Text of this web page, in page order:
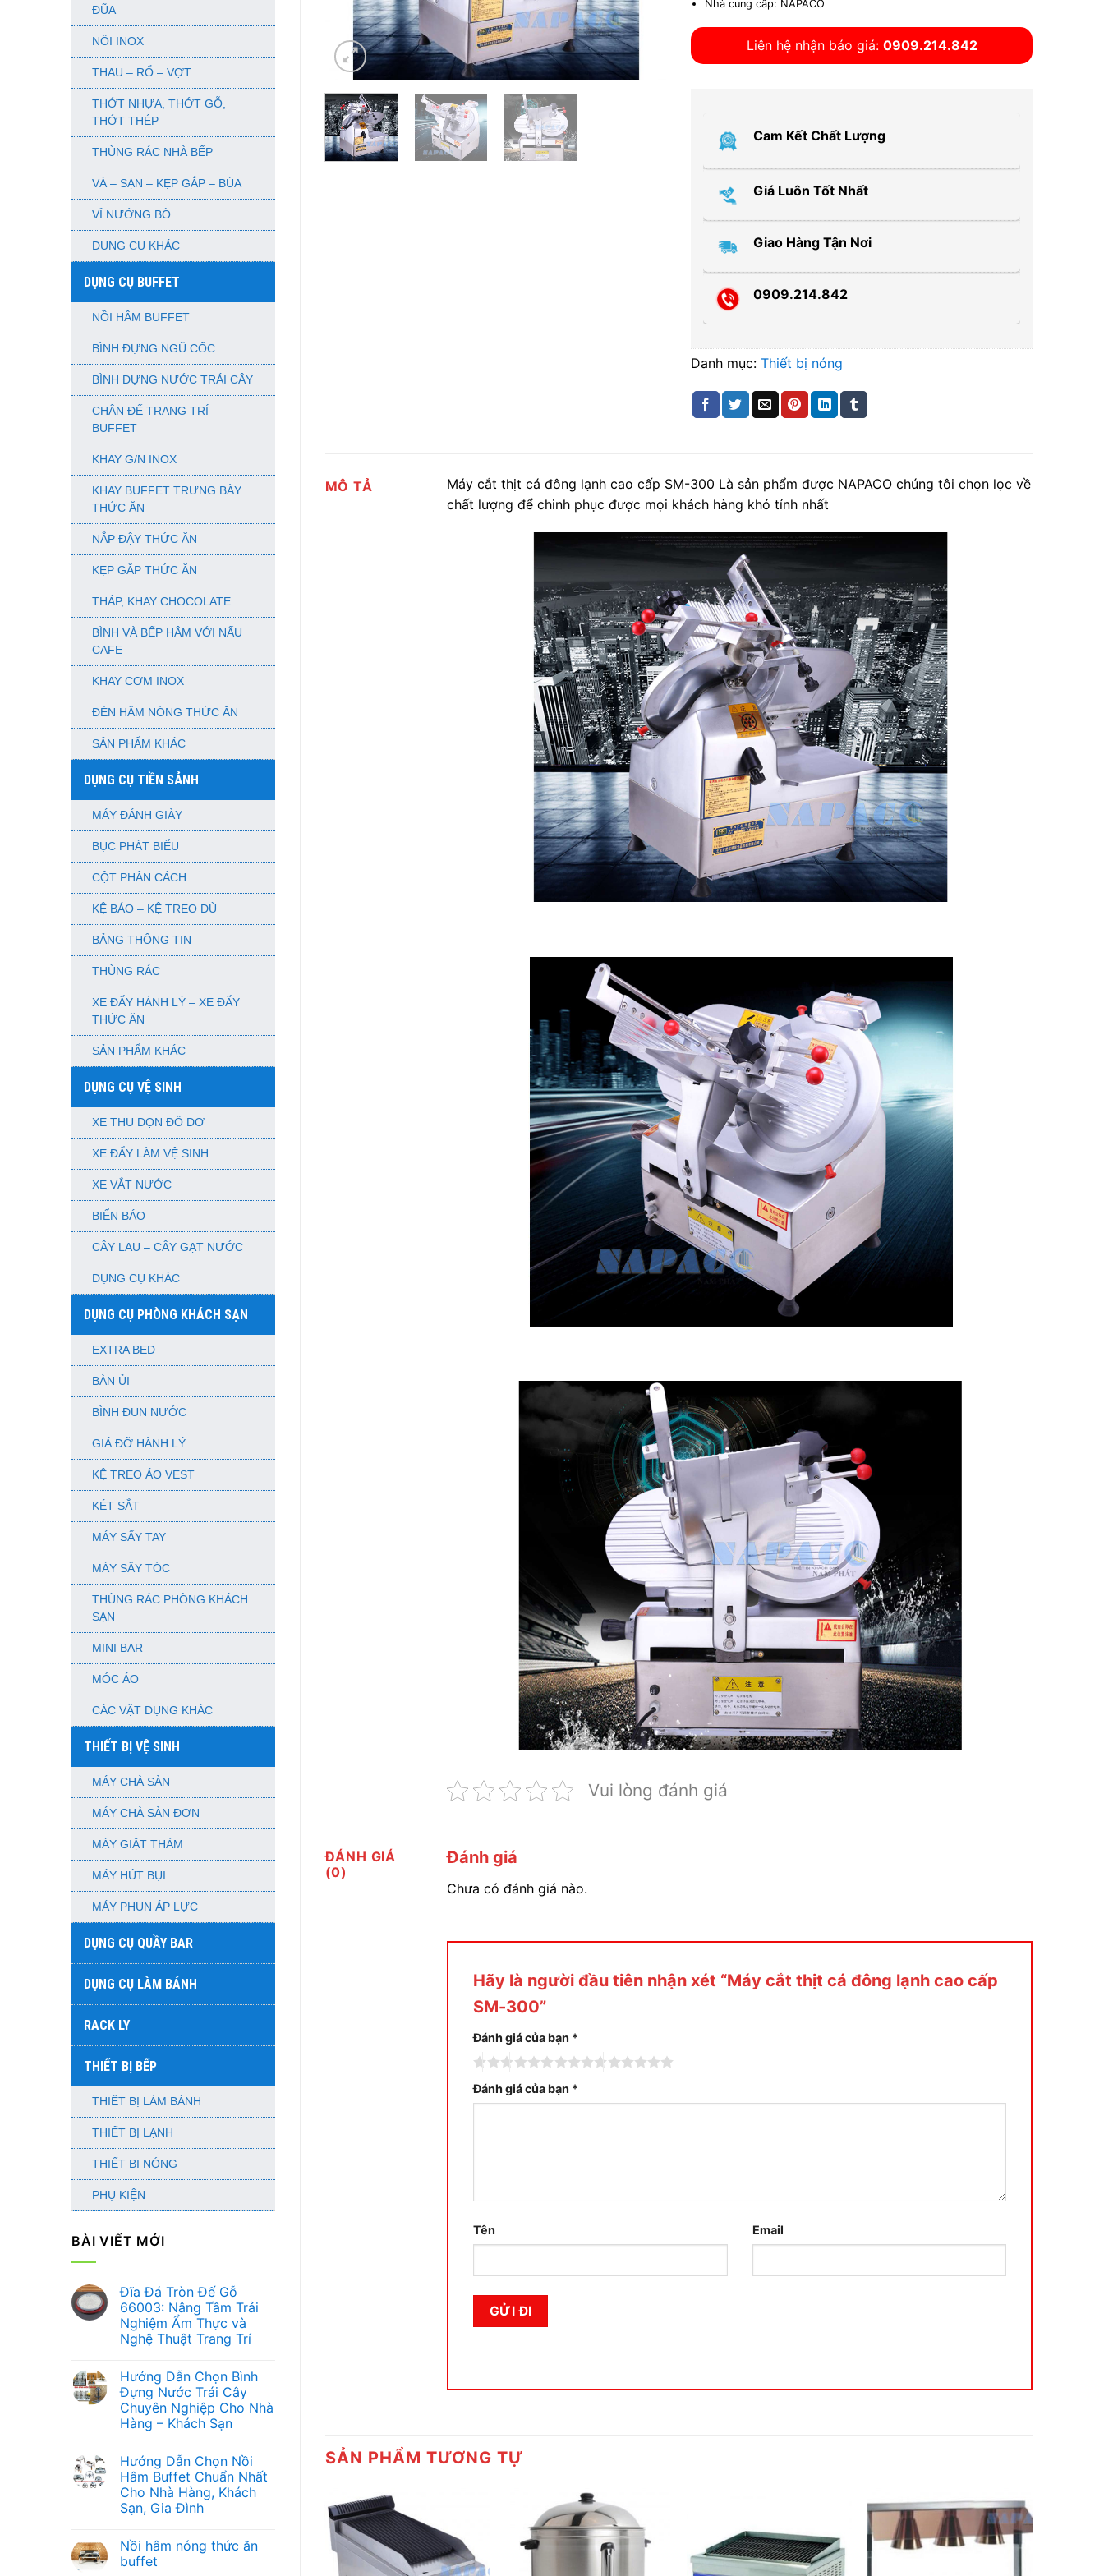
ĐŨA
NỒI INOX
THAU – RỔ – VỢT
THỚT NHỰA, THỚT GỖ,
THỚT THÉP
THÙNG RÁC NHÀ BẾP
VÁ – SẠN – KẸP GẮP – BÚA
VỈ NƯỚNG BÒ
DỤNG CỤ KHÁC
DỤNG CỤ BUFFET
NỒI HÂM BUFFET
BÌNH ĐỰNG NGŨ CỐC
BÌNH ĐỰNG NƯỚC TRÁI CÂY
CHÂN ĐẾ TRANG TRÍ
BUFFET
KHAY G/N INOX
KHAY BUFFET TRƯNG BÀY
THỨC ĂN
NẮP ĐẬY THỨC ĂN
KẸP GẮP THỨC ĂN
THÁP, KHAY CHOCOLATE
BÌNH VÀ BẾP HÂM VỚI NẤU
CAFE
KHAY CƠM INOX
ĐÈN HÂM NÓNG THỨC ĂN
SẢN PHẨM KHÁC
DỤNG CỤ TIỀN SẢNH
MÁY ĐÁNH GIÀY
BỤC PHÁT BIỂU
CỘT PHÂN CÁCH
KỆ BÁO – KỆ TREO DÙ
BẢNG THÔNG TIN
THÙNG RÁC
XE ĐẨY HÀNH LÝ – XE ĐẨY
THỨC ĂN
SẢN PHẨM KHÁC
DỤNG CỤ VỆ SINH
XE THU DỌN ĐỒ DƠ
XE ĐẨY LÀM VỆ SINH
XE VẮT NƯỚC
BIỂN BÁO
CÂY LAU – CÂY GẠT NƯỚC
DỤNG CỤ KHÁC
DỤNG CỤ PHÒNG KHÁCH SẠN
EXTRA BED
BÀN ỦI
BÌNH ĐUN NƯỚC
GIÁ ĐỠ HÀNH LÝ
KỆ TREO ÁO VEST
KÉT SẮT
MÁY SẤY TAY
MÁY SẤY TÓC
THÙNG RÁC PHÒNG KHÁCH
SẠN
MINI BAR
MÓC ÁO
CÁC VẬT DỤNG KHÁC
THIẾT BỊ VỆ SINH
MÁY CHÀ SÀN
MÁY CHÀ SÀN ĐƠN
MÁY GIẶT THẢM
MÁY HÚT BỤI
MÁY PHUN ÁP LỰC
DỤNG CỤ QUẦY BAR
DỤNG CỤ LÀM BÁNH
RACK LY
THIẾT BỊ BẾP
THIẾT BỊ LÀM BÁNH
THIẾT BỊ LẠNH
THIẾT BỊ NÓNG
PHỤ KIỆN
BÀI VIẾT MỚI
Đĩa Đá Tròn Đế Gỗ
66003: Nâng Tầm Trải
Nghiệm Ẩm Thực và
Nghệ Thuật Trang Trí
bình
luận
ở
Đĩa
Đá
Tròn
66003:
Nâng
Tầm
Trải
Nghiệm
Ẩm
Nghệ
Thuật
Trang
Hướng Dẫn Chọn Bình
Đựng Nước Trái Cây
Chuyên Nghiệp Cho Nhà
Hàng – Khách Sạn
bình
luận
ở
Hướng
Dẫn
Chọn
Nước
Trái
Cây
Hướng Dẫn Chọn Nồi
Hâm Buffet Chuẩn Nhất
Cho Nhà Hàng, Khách
Sạn, Gia Đình
bình
luận
ở
Nồi hâm nóng thức ăn
buffet
Nhà cung cấp: NAPACO
Liên hệ nhận báo giá: 0909.214.842
Cam Kết Chất Lượng
Giá Luôn Tốt Nhất
Giao Hàng Tận Nơi
0909.214.842
Danh mục:Thiết bị nóng
MÔ TẢ
Máy cắt thịt cá đông lạnh cao cấp SM-300 Là sản phẩm được NAPACO chúng tôi chọn lọc về
chất lượng để chinh phục được mọi khách hàng khó tính nhất
Vui lòng đánh giá
ĐÁNH GIÁ
(0)
Đánh giá
Chưa có đánh giá nào.
Hãy là người đầu tiên nhận xét “Máy cắt thịt cá đông lạnh cao cấp
SM-300”
Đánh giá của bạn *
Đánh giá của bạn *
Tên Email
SẢN PHẨM TƯƠNG TỰ